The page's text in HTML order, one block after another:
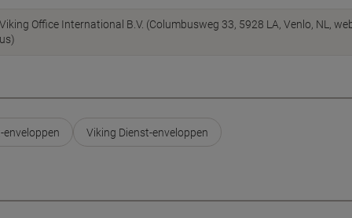
Viking Office International B.V. (Columbusweg 33, 5928 LA, Venlo, NL,
us)
enveloppen Viking Dienst-enveloppen